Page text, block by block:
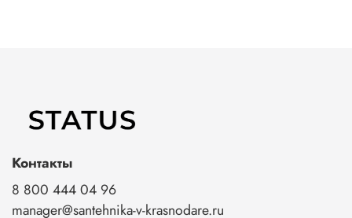
Контакты
8 800 444 04 96
manager@santehnika-v-krasnodare.ru